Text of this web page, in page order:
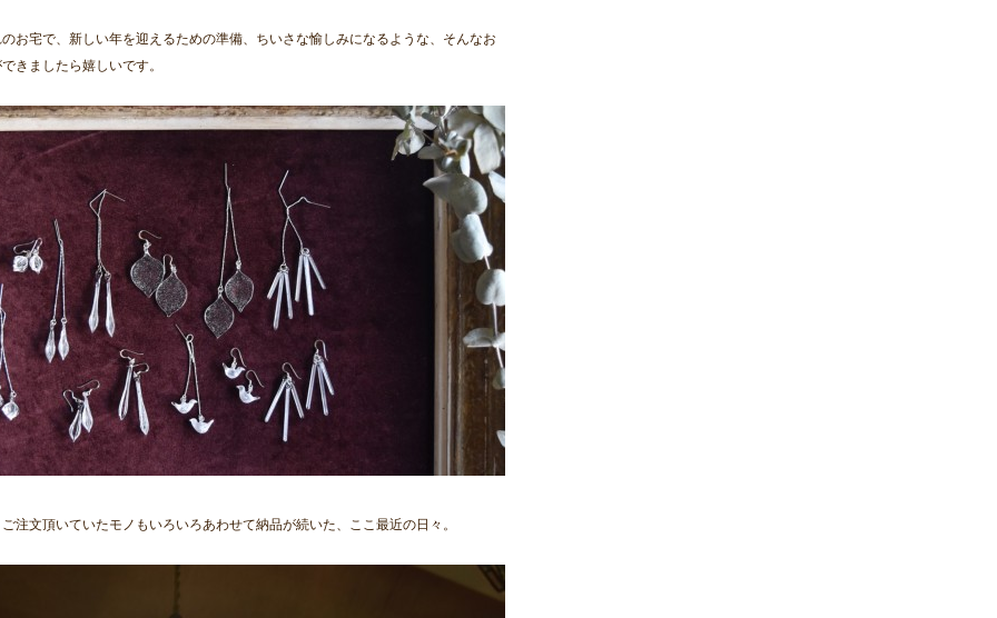
お宅で、新しい年を迎えるための準備、ちいさな愉しみになるような、そんなお
きましたら嬉しいです。
注文頂いていたモノもいろいろあわせて納品が続いた、ここ最近の日々。